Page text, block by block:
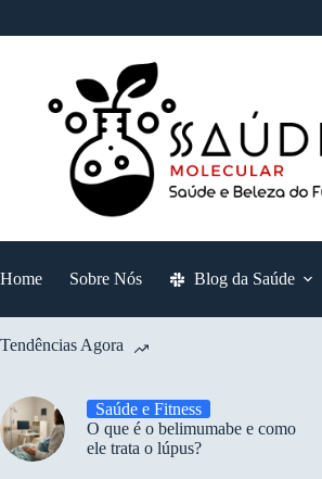
Home Sobre Nós Blog da Saúde
Tendências Agora
Saúde e Fitness
O que é o belimumabe e como
ele trata o lúpus?